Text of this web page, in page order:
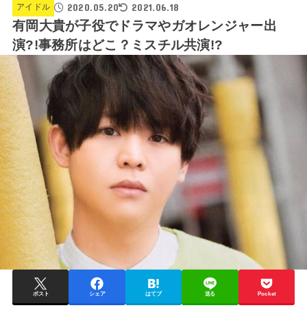
アイドル 2020.05.20 2021.06.18
有岡大貴が子役でドラマやガオレンジャー出
演?!事務所はどこ？ミスチル共演!?
ポスト シェア はてブ 送る Pocket